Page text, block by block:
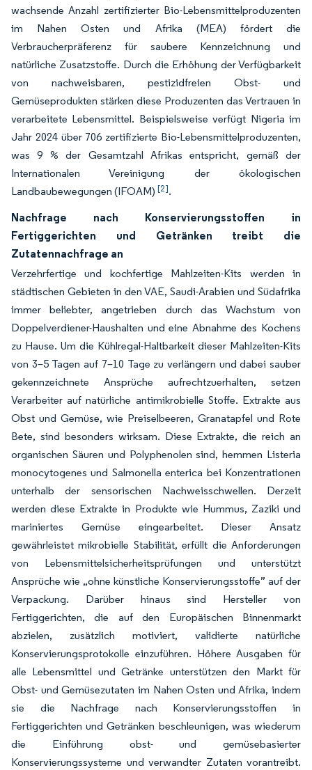
wachsende Anzahl zertifizierter Bio-Lebensmittelproduzenten
im Nahen Osten und Afrika (MEA) fördert die
Verbraucherpräferenz für saubere Kennzeichnung und
natürliche Zusatzstoffe. Durch die Erhöhung der Verfügbarkeit
von nachweisbaren, pestizidfreien Obst- und
Gemüseprodukten stärken diese Produzenten das Vertrauen in
verarbeitete Lebensmittel. Beispielsweise verfügt Nigeria im
Jahr 2024 über 706 zertifizierte Bio-Lebensmittelproduzenten,
was 9 % der Gesamtzahl Afrikas entspricht, gemäß der
Internationalen Vereinigung der ökologischen
Landbaubewegungen (IFOAM) [2].
Nachfrage nach Konservierungsstoffen in
Fertiggerichten und Getränken treibt die
Zutatennachfrage an
Verzehrfertige und kochfertige Mahlzeiten-Kits werden in
städtischen Gebieten in den VAE, Saudi-Arabien und Südafrika
immer beliebter, angetrieben durch das Wachstum von
Doppelverdiener-Haushalten und eine Abnahme des Kochens
zu Hause. Um die Kühlregal-Haltbarkeit dieser Mahlzeiten-Kits
von 3–5 Tagen auf 7–10 Tage zu verlängern und dabei sauber
gekennzeichnete Ansprüche aufrechtzuerhalten, setzen
Verarbeiter auf natürliche antimikrobielle Stoffe. Extrakte aus
Obst und Gemüse, wie Preiselbeeren, Granatapfel und Rote
Bete, sind besonders wirksam. Diese Extrakte, die reich an
organischen Säuren und Polyphenolen sind, hemmen Listeria
monocytogenes und Salmonella enterica bei Konzentrationen
unterhalb der sensorischen Nachweisschwellen. Derzeit
werden diese Extrakte in Produkte wie Hummus, Zaziki und
mariniertes Gemüse eingearbeitet. Dieser Ansatz
gewährleistet mikrobielle Stabilität, erfüllt die Anforderungen
von Lebensmittelsicherheitsprüfungen und unterstützt
Ansprüche wie „ohne künstliche Konservierungsstoffe” auf der
Verpackung. Darüber hinaus sind Hersteller von
Fertiggerichten, die auf den Europäischen Binnenmarkt
abzielen, zusätzlich motiviert, validierte natürliche
Konservierungsprotokolle einzuführen. Höhere Ausgaben für
alle Lebensmittel und Getränke unterstützen den Markt für
Obst- und Gemüsezutaten im Nahen Osten und Afrika, indem
sie die Nachfrage nach Konservierungsstoffen in
Fertiggerichten und Getränken beschleunigen, was wiederum
die Einführung obst- und gemüsebasierter
Konservierungssysteme und verwandter Zutaten vorantreibt.